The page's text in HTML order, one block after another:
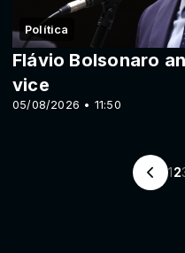
Política
05/08/2026 • 11:50
Flávio Bolsonaro
vice
12